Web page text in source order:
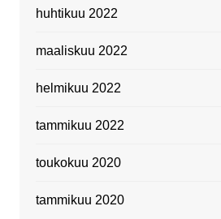
huhtikuu 2022
maaliskuu 2022
helmikuu 2022
tammikuu 2022
toukokuu 2020
tammikuu 2020